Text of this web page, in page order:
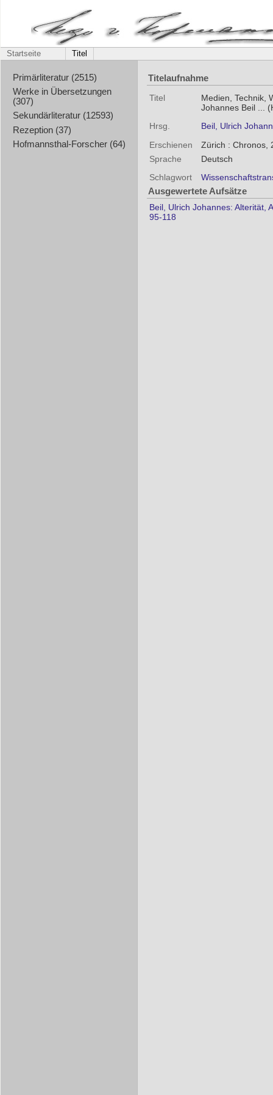
Startseite Titel
Primärliteratur (2515)
Werke in Übersetzungen
(307)
Sekundärliteratur (12593)
Rezeption (37)
Hofmannsthal-Forscher (64)
Titelaufnahme
Titel
Medien, Technik,
Johannes Beil ...
Hrsg.
Beil, Ulrich
Erschienen
Zürich : Chronos,
Sprache
Deutsch
Schlagwort
Ausgewertete Aufsätze
Beil, Ulrich Johannes: Alterität,
95-118